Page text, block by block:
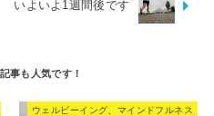
いよいよ1週間後です
ウェルビーイング、マインドフルネス